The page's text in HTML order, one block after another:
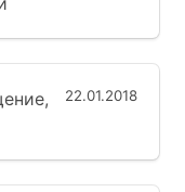
22.01.2018